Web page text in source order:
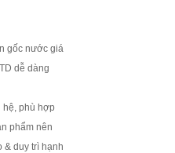
gốc nước giá
dễ dàng
hệ, phù hợp
phẩm nên
& duy trì hạnh